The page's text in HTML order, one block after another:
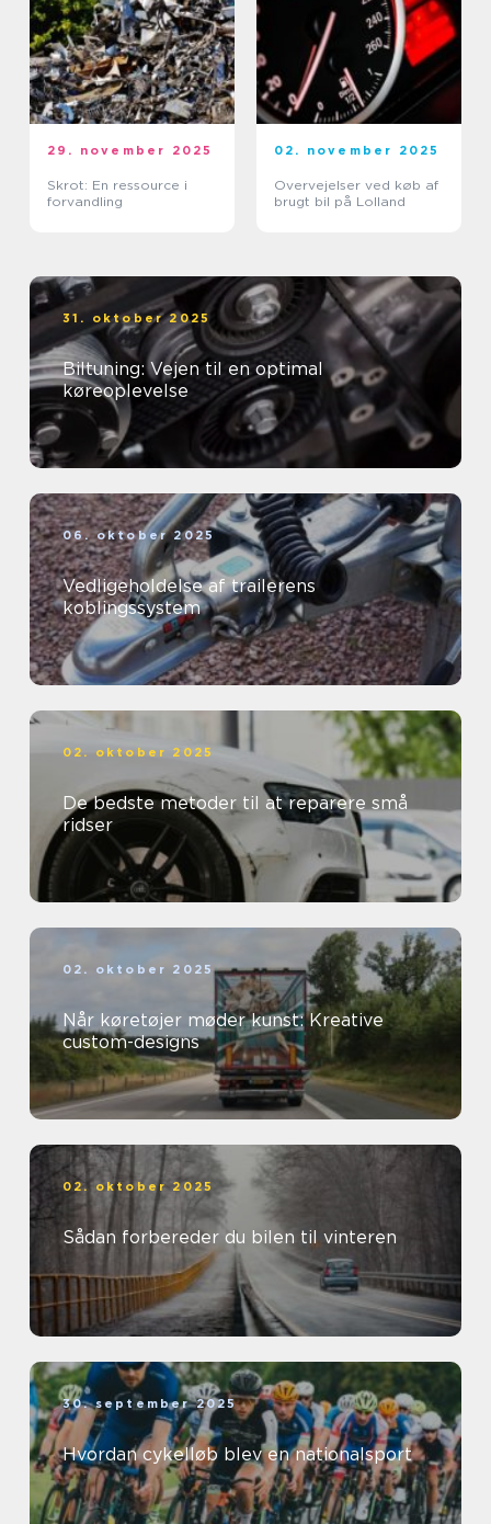
29. november 2025
Skrot: En ressource i
forvandling
02. november 2025
Overvejelser ved køb af
brugt bil på Lolland
31. oktober 2025
Biltuning: Vejen til en optimal
køreoplevelse
06. oktober 2025
Vedligeholdelse af trailerens
koblingssystem
02. oktober 2025
De bedste metoder til at reparere små
ridser
02. oktober 2025
Når køretøjer møder kunst: Kreative
custom-designs
02. oktober 2025
Sådan forbereder du bilen til vinteren
30. september 2025
Hvordan cykelløb blev en nationalsport